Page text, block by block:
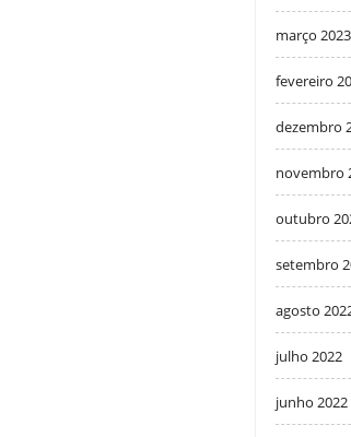
março 2023
fevereiro
dezembro
novembro
outubro
setembro
agosto
julho 2022
junho 2022